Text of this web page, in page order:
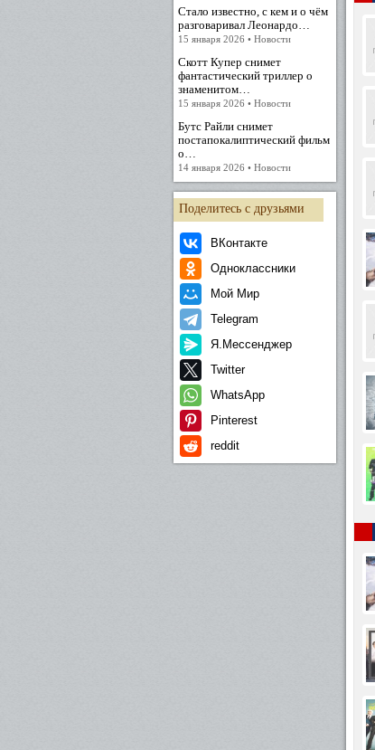
Стало известно, с кем и о чём
разговаривал Леонардо…
15 января 2026 • Новости
Скотт Купер снимет
фантастический триллер о
знаменитом…
15 января 2026 • Новости
Бутс Райли снимет
постапокалиптический фильм
о…
14 января 2026 • Новости
Поделитесь с друзьями
ВКонтакте
Одноклассники
Мой Мир
Telegram
Я.Мессенджер
Twitter
WhatsApp
Pinterest
reddit